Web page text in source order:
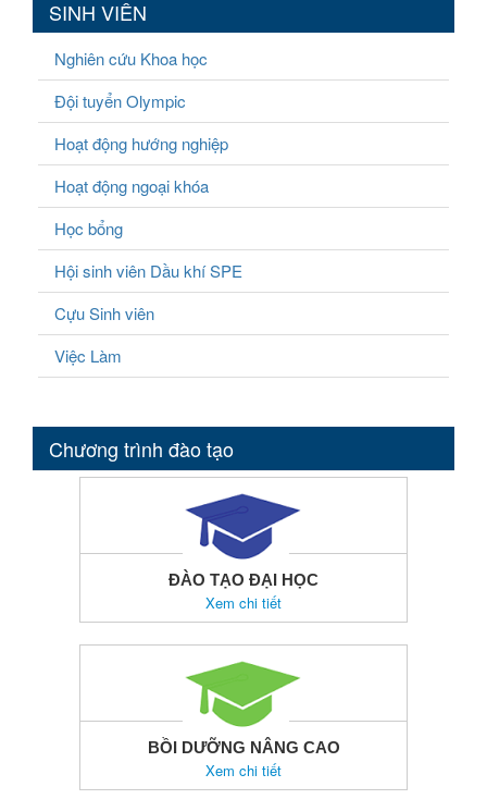
SINH VIÊN
Nghiên cứu Khoa học
Đội tuyển Olympic
Hoạt động hướng nghiệp
Hoạt động ngoại khóa
Học bổng
Hội sinh viên Dầu khí SPE
Cựu Sinh viên
Việc Làm
Chương trình đào tạo
ĐÀO TẠO ĐẠI HỌC
Xem chi tiết
BỒI DƯỠNG NÂNG CAO
Xem chi tiết